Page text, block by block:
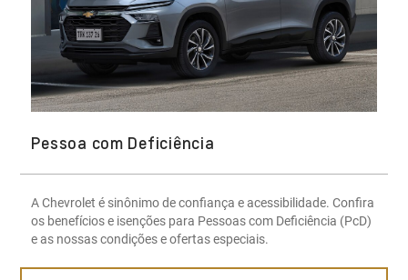
Pessoa com Deficiência
A Chevrolet é sinônimo de confiança e acessibilidade. Confira
os benefícios e isenções para Pessoas com Deficiência (PcD)
e as nossas condições e ofertas especiais.